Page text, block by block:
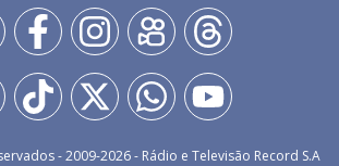
- 2009-2026- Rádio e Televisão Record S.A